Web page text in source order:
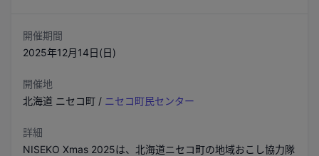
開催期間
2025年12月14日(日)
開催地
北海道 ニセコ町 / ニセコ町民センター
詳細
NISEKO Xmas 2025は、北海道ニセコ町の地域おこし協力隊